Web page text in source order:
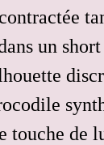
un
touche de